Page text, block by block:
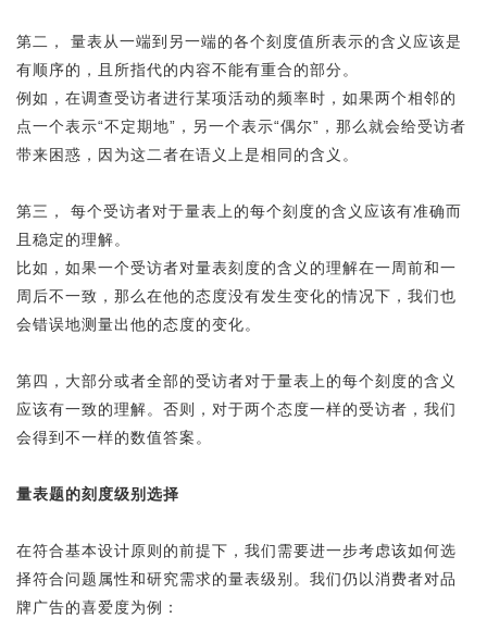
第二， 量表从一端到另一端的各个刻度值所表示的含义应该是
有顺序的，且所指代的内容不能有重合的部分。
例如，在调查受访者进行某项活动的频率时，如果两个相邻的
点一个表示“不定期地”，另一个表示“偶尔”，那么就会给受访者
带来困惑，因为这二者在语义上是相同的含义。
第三， 每个受访者对于量表上的每个刻度的含义应该有准确而
且稳定的理解。
比如，如果一个受访者对量表刻度的含义的理解在一周前和一
周后不一致，那么在他的态度没有发生变化的情况下，我们也
会错误地测量出他的态度的变化。
第四，大部分或者全部的受访者对于量表上的每个刻度的含义
应该有一致的理解。否则，对于两个态度一样的受访者，我们
会得到不一样的数值答案。
量表题的刻度级别选择
在符合基本设计原则的前提下，我们需要进一步考虑该如何选
择符合问题属性和研究需求的量表级别。我们仍以消费者对品
牌广告的喜爱度为例：